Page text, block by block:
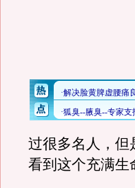
过很多名人，但
看到这个充满生